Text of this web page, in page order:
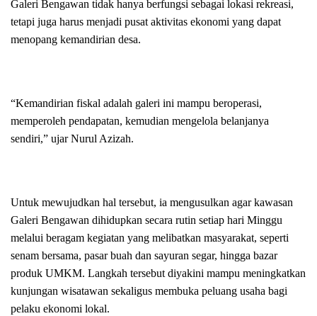
Galeri Bengawan tidak hanya berfungsi sebagai lokasi rekreasi,
tetapi juga harus menjadi pusat aktivitas ekonomi yang dapat
menopang kemandirian desa.
“Kemandirian fiskal adalah galeri ini mampu beroperasi,
memperoleh pendapatan, kemudian mengelola belanjanya
sendiri,” ujar Nurul Azizah.
Untuk mewujudkan hal tersebut, ia mengusulkan agar kawasan
Galeri Bengawan dihidupkan secara rutin setiap hari Minggu
melalui beragam kegiatan yang melibatkan masyarakat, seperti
senam bersama, pasar buah dan sayuran segar, hingga bazar
produk UMKM. Langkah tersebut diyakini mampu meningkatkan
kunjungan wisatawan sekaligus membuka peluang usaha bagi
pelaku ekonomi lokal.